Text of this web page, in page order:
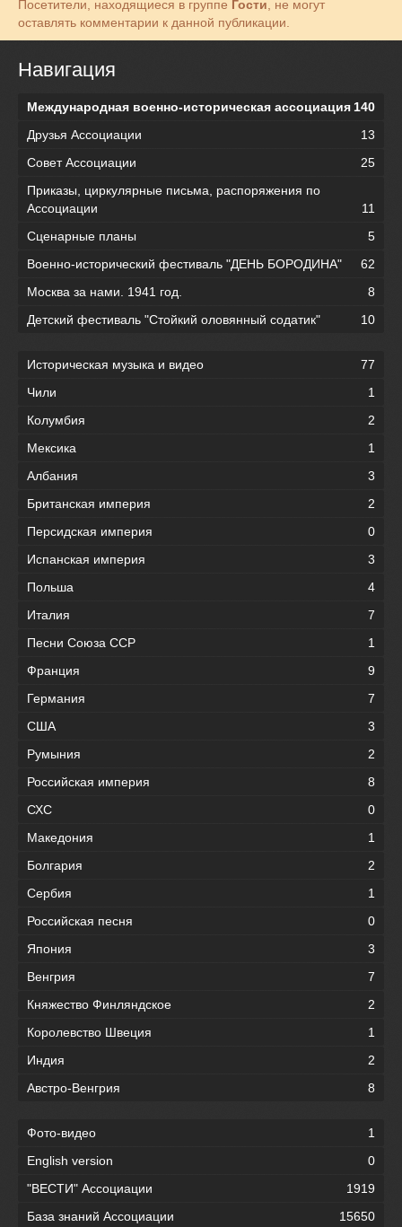
Посетители, находящиеся в группе Гости , не могут
оставлять комментарии к данной публикации.
Навигация
Международная военно-историческая ассоциация 140
Друзья Ассоциации
13
Совет Ассоциации
25
Приказы, циркулярные письма, распоряжения по
Ассоциации
11
Сценарные планы
5
Военно-исторический фестиваль "ДЕНЬ БОРОДИНА"
62
Москва за нами. 1941 год.
8
Детский фестиваль "Стойкий оловянный содатик"
10
Историческая музыка и видео
77
Чили
1
Колумбия
2
Мексика
1
Албания
3
Британская империя
2
Персидская империя
0
Испанская империя
3
Польша
4
Италия
7
Песни Союза ССР
1
Франция
9
Германия
7
США
3
Румыния
2
Российская империя
8
СХС
0
Македония
1
Болгария
2
Сербия
1
Российская песня
0
Япония
3
Венгрия
7
Княжество Финляндское
2
Королевство Швеция
1
Индия
2
Австро-Венгрия
8
Фото-видео
1
English version
0
"ВЕСТИ" Ассоциации
1919
База знаний Ассоциации
15650